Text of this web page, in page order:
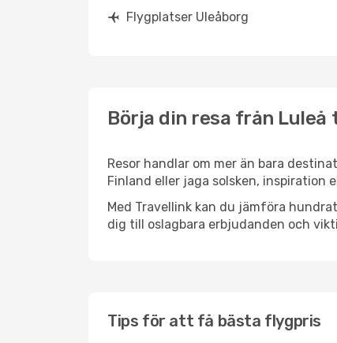
Flygplatser Uleåborg
Börja din resa från Luleå
Resor handlar om mer än bara
Finland eller jaga solsken, inspiration
Med Travellink kan du jämföra
dig till oslagbara erbjudanden och
Tips för att få bästa flygpris